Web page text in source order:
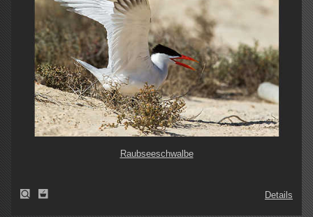
Raubseeschwalbe
Details